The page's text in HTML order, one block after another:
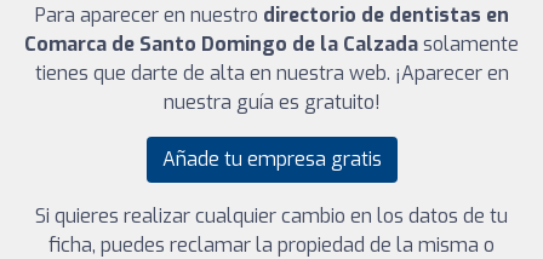
Para aparecer en nuestro directorio de dentistas en
Comarca de Santo Domingo de la Calzadasolamente
tienes que darte de alta en nuestra web. ¡Aparecer en
nuestra guía es gratuito!
Añade tu empresa gratis
Si quieres realizar cualquier cambio en los datos de tu
ficha, puedes reclamar la propiedad de la misma o